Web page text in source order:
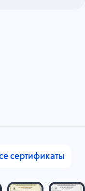
сертификаты